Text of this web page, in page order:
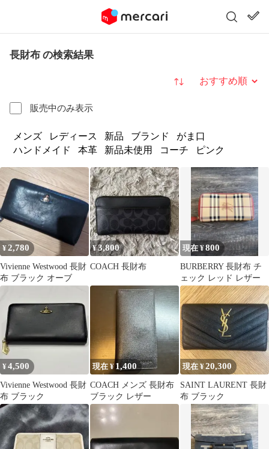
長財布 の検索結果
販売中のみ表示
並び替え
メンズ レディース 新品 ブランド
がま口
ハンドメイド
本革 新品未使用 コーチ ピンク
¥2,780
Vivienne Westwood 長財
布 ブラック オーブ
¥3,800
COACH 長財布
現在 ¥800
BURBERRY 長財布 チ
ェック レッド レザー
¥4,500
Vivienne Westwood 長財
布 ブラック
現在 ¥ 1,400
COACH メンズ 長財布
ブラック レザー
現在 ¥20,300
SAINT LAURENT 長財
布 ブラック